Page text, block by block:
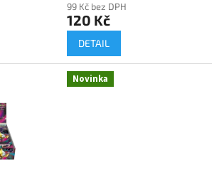
99 Kč bez DPH
120 Kč
DETAIL
Novinka